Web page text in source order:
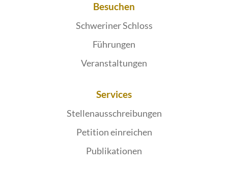
Besuchen
Schweriner Schloss
Führungen
Veranstaltungen
Services
Stellenausschreibungen
Petition einreichen
Publikationen